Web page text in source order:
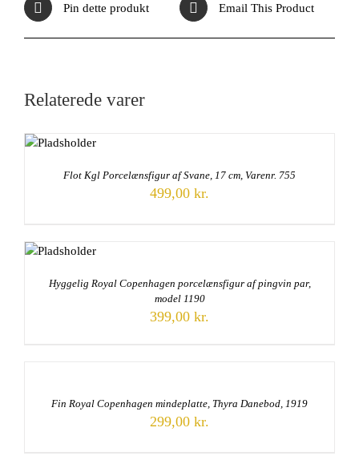
Pin dette produkt Email This Product
Relaterede varer
Flot Kgl Porcelænsfigur af Svane, 17 cm, Varenr. 755
499,00 kr.
Hyggelig Royal Copenhagen porcelænsfigur af pingvin par,
model 1190
399,00 kr.
Fin Royal Copenhagen mindeplatte, Thyra Danebod, 1919
299,00 kr.